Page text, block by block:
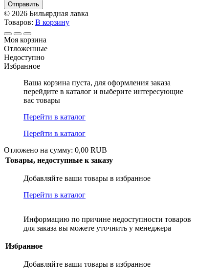
Отправить
© 2026 Бильярдная лавка
Товаров: В корзину
Моя корзина
Отложенные
Недоступно
Избранное
Ваша корзина пуста, для оформления заказа
перейдите в каталог и выберите интересующие
вас товары
Перейти в каталог
Перейти в каталог
Отложено на сумму: 0,00 RUB
Товары, недоступные к заказу
Добавляйте ваши товары в избранное
Перейти в каталог
Информацию по причине недоступности товаров
для заказа вы можете уточнить у менеджера
Избранное
Добавляйте ваши товары в избранное